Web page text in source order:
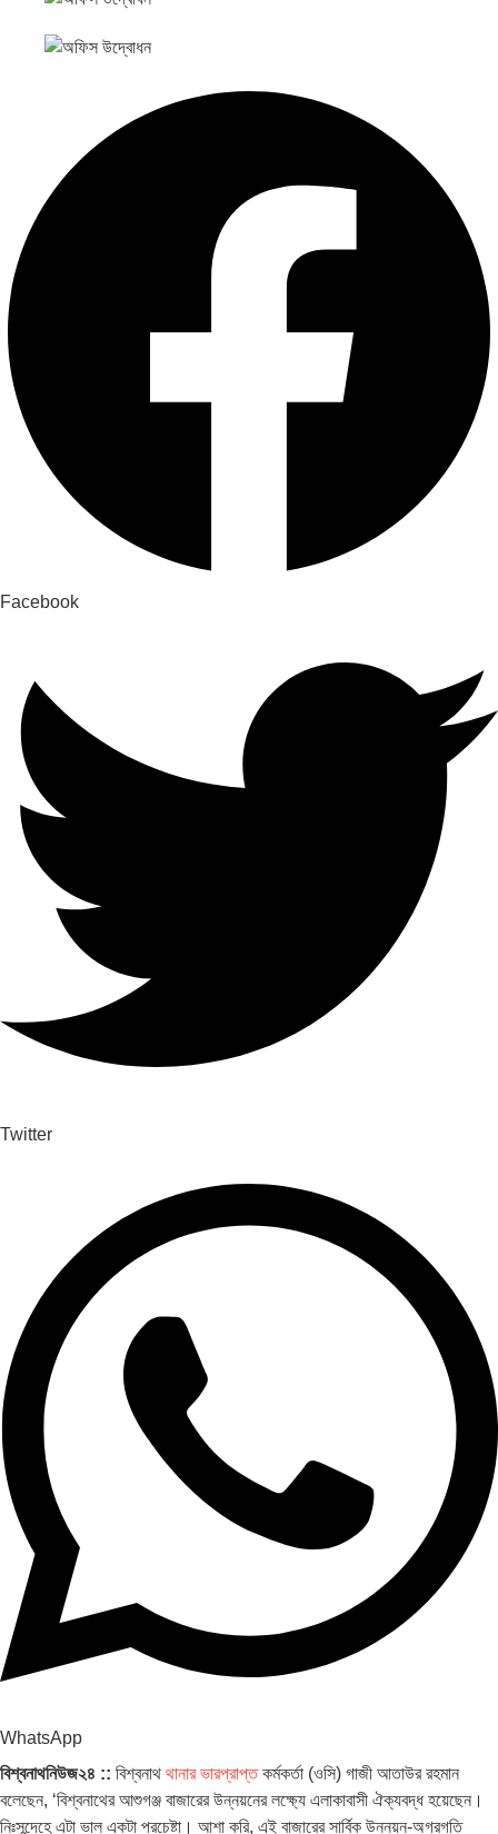
Facebook
Twitter
WhatsApp
বিশ্বনাথনিউজ২৪ :: বিশ্বনাথ থানার ভারপ্রাপ্তকর্মকর্তা (ওসি) গাজী আতাউর রহমান
বলেছেন, ‘বিশ্বনাথের আশুগঞ্জ বাজারের উন্নয়নের লক্ষ্যে এলাকাবাসী ঐক্যবদ্ধ হয়েছেন।
নিঃসন্দেহে এটা ভাল একটা প্রচেষ্টা। আশা করি, এই বাজারের সার্বিক উন্নয়ন-অগ্রগতি